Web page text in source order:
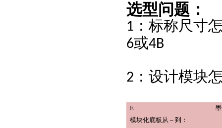
选型问题：
1 ：标称尺寸
6或4B
2 ：设计模块
E
模块化底板从 – 到：